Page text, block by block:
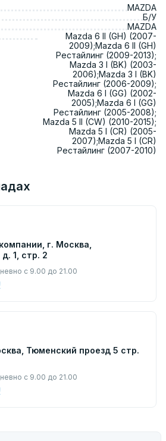
MAZDA
Б/У
MAZDA
Mazda 6 II (GH) (2007-
2009);Mazda 6 II (GH)
Рестайлинг (2009-2013);
Mazda 3 I (BK) (2003-
2006);Mazda 3 I (BK)
Рестайлинг (2006-2009);
Mazda 6 I (GG) (2002-
2005);Mazda 6 I (GG)
Рестайлинг (2005-2008);
Mazda 5 II (CW) (2010-2015);
Mazda 5 I (CR) (2005-
2007);Mazda 5 I (CR)
Рестайлинг (2007-2010)
г. Москва,
1, стр. 2
с 9.00 до 21.00
Тюменский проезд 5 стр.
с 9.00 до 21.00